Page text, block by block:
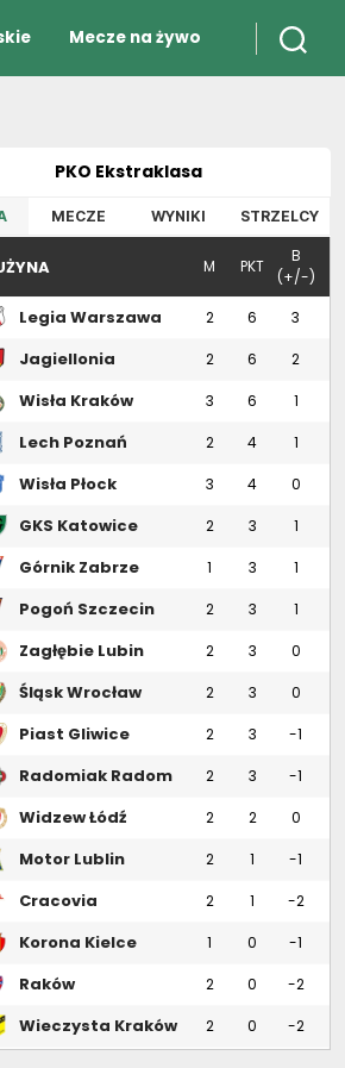
Mecze na żywo
PKO Ekstraklasa
MECZE WYNIKI STRZELCY
M PKT
B
(+/-)
Legia Warszawa 2 6 3
Jagiellonia
2 6 2
Wisła Kraków 3 6 1
Lech Poznań 2 4 1
Wisła Płock 3 4 0
GKS Katowice 2 3 1
Górnik Zabrze 1 3 1
Pogoń Szczecin 2 3 1
Zagłębie Lubin 2 3 0
Śląsk Wrocław 2 3 0
Piast Gliwice 2 3 -1
Radomiak Radom 2 3 -1
Widzew Łódź 2 2 0
Motor Lublin 2 1 -1
Cracovia 2 1 -2
Korona Kielce 1 0 -1
Raków
2 0 -2
Wieczysta Kraków 2 0 -2